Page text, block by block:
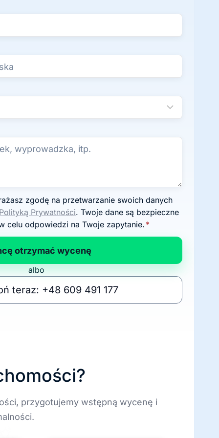
Prywatności. Twoje dane są bezpieczne
celu odpowiedzi na Twoje zapytanie. *
otrzymać wycenę
albo
teraz: +48 609 491 177
przygotujemy wstępną wycenę i